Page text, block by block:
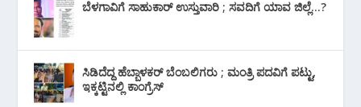
ಬೆಳಗಾವಿಗೆ ಸಾಹುಕಾರ್ ಉಸ್ತುವಾರಿ ; ಸವದಿಗೆ ಯಾವ ಜಿಲ್ಲೆ…?
ಸಿಡಿದೆದ್ದ ಹೆಬ್ಬಾಳಕರ್ ಬೆಂಬಲಿಗರು ; ಮಂತ್ರಿ ಪದವಿಗೆ ‌ಪಟ್ಟು,
ಇಕ್ಕಟ್ಟಿನಲ್ಲಿ ಕಾಂಗ್ರೆಸ್